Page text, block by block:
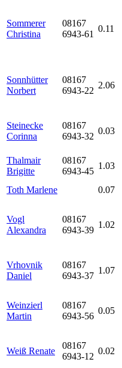
Sommerer
Christina
08167
6943-61
0.11
Sonnhütter
Norbert
08167
6943-22
2.06
Steinecke
Corinna
08167
6943-32
0.03
Thalmair
Brigitte
08167
6943-45
1.03
Toth Marlene
0.07
Vogl
Alexandra
08167
6943-39
1.02
Vrhovnik
Daniel
08167
6943-37
1.07
Weinzierl
Martin
08167
6943-56
0.05
Weiß Renate
08167
6943-12
0.02